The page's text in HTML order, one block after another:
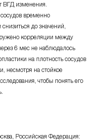
ВГД изменения.
временно
до значений,
корреляции между
6 мес не наблюдалось
на плотность сосудов
несмотря на стойкое
чтобы понять его
Российская Федерация: